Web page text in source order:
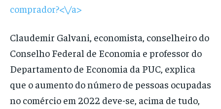
comprador?<\/a>
Claudemir Galvani, economista, conselheiro do
Conselho Federal de Economia e professor do
Departamento de Economia da PUC, explica
que o aumento do número de pessoas ocupadas
no comércio em 2022 deve-se, acima de tudo,